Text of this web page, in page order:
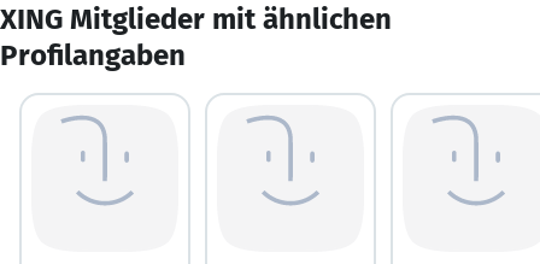
XING Mitglieder mit ähnlichen
Profilangaben